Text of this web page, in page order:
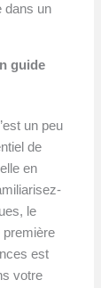
dans un
guide
un peu
de
en
le
première
est
votre